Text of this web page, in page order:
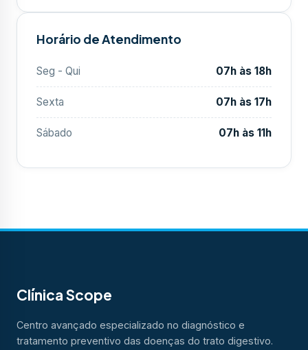
Horário de Atendimento
Seg - Qui 07h às 18h
Sexta 07h às 17h
Sábado 07h às 11h
Clínica Scope
Centro avançado especializado no diagnóstico e
tratamento preventivo das doenças do trato digestivo.